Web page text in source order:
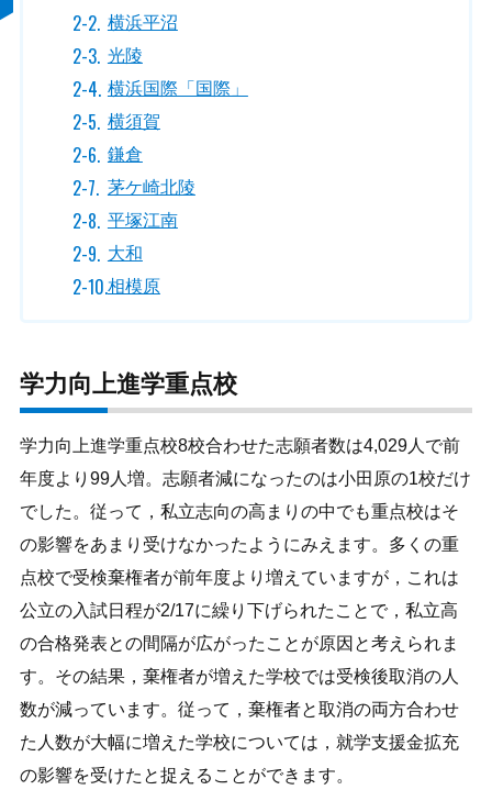
横浜平沼
光陵
横浜国際「国際」
横須賀
鎌倉
茅ケ崎北陵
平塚江南
大和
相模原
学力向上進学重点校
学力向上進学重点校8校合わせた志願者数は4,029人で前
年度より99人増。志願者減になったのは小田原の1校だけ
でした。従って，私立志向の高まりの中でも重点校はそ
の影響をあまり受けなかったようにみえます。多くの重
点校で受検棄権者が前年度より増えていますが，これは
公立の入試日程が2/17に繰り下げられたことで，私立高
の合格発表との間隔が広がったことが原因と考えられま
す。その結果，棄権者が増えた学校では受検後取消の人
数が減っています。従って，棄権者と取消の両方合わせ
た人数が大幅に増えた学校については，就学支援金拡充
の影響を受けたと捉えることができます。